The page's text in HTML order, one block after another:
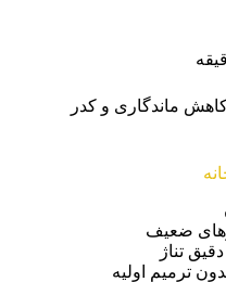
ماندگاری و کدر
ضعیف
تناژ
ترمیم اولیه